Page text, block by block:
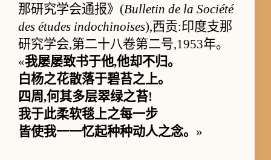
那研究学会通报》(Bulletin de la Société
des études indochinoises),西贡:印度支那
研究学会,第二十八卷第二号,1953年。
«我屡屡致书于他,他却不归。
白杨之花散落于碧苔之上。
四周,何其多层翠绿之苔!
我于此柔软毯上之每一步
皆使我一一忆起种种动人之念。 »